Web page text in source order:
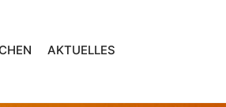
AKTUELLES
2012vonFMF MV